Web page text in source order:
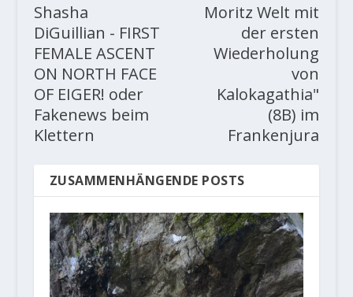
Shasha
DiGuillian - FIRST
FEMALE ASCENT
ON NORTH FACE
OF EIGER! oder
Fakenews beim
Klettern
Moritz Welt mit
der ersten
Wiederholung
von
Kalokagathia"
(8B) im
Frankenjura
ZUSAMMENHÄNGENDE POSTS